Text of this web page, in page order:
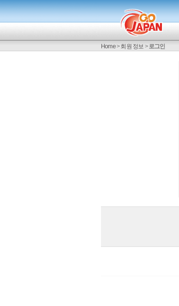
Home>회원 정보 >로그인